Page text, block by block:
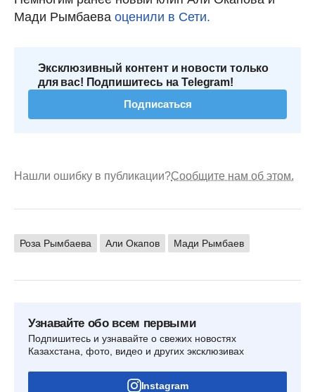
Мади Рымбаева оценили в Сети.
Эксклюзивный контент и новости только
для вас! Подпишитесь на Telegram!
Подписаться
Нашли ошибку в публикации?Сообщите нам об этом.
Роза Рымбаева Али Окапов Мади Рымбаев
Узнавайте обо всем первыми
Подпишитесь и узнавайте о свежих новостях
Казахстана, фото, видео и других эксклюзивах
Instagram